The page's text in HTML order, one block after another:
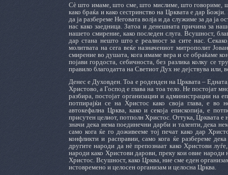
Сè што имаме, што сме, што мислиме, што говориме,
како браќа и како сестринство на Црквата е дар
да ја разбереме Неговата волја и да служиме за да ја
нас како заедница. Затоа и денешната причина за
нашето смирение, како последен слуга. Всушност,
дар стана нешто што е реалност за сите нас.
молитвата на сега веќе назначениот митрополит
смирение во душата, кога имаме вера и се обраќаме
појави гордоста, себичноста, без разлика колку се
правило благодатта на Светиот Дух не дејствува или,
Денес е Духовден. Тоа е роденден на Црквата –
Христово, а Господ е глава на тоа тело. Не постојат
разбира, постојат организации и администрации на
потпирајќи се на Христос како своја глава, е во
автокефална Црква, како и секоја епископија, е
присутен целиот, потполн Христос. Оттука, Црквата е
значи дека нема поединечни дарби и таленти, дека
само кога ќе го доживееме тој печат како дар
конфликти и расправии, само кога ќе разбереме
другите народи да нѐ препознаат како Христови
народи како Христови дарови, преку кои овие народи
Христос. Всушност, како Црква, ние сме еден
истовремено и целосен организам и целосна Црква.